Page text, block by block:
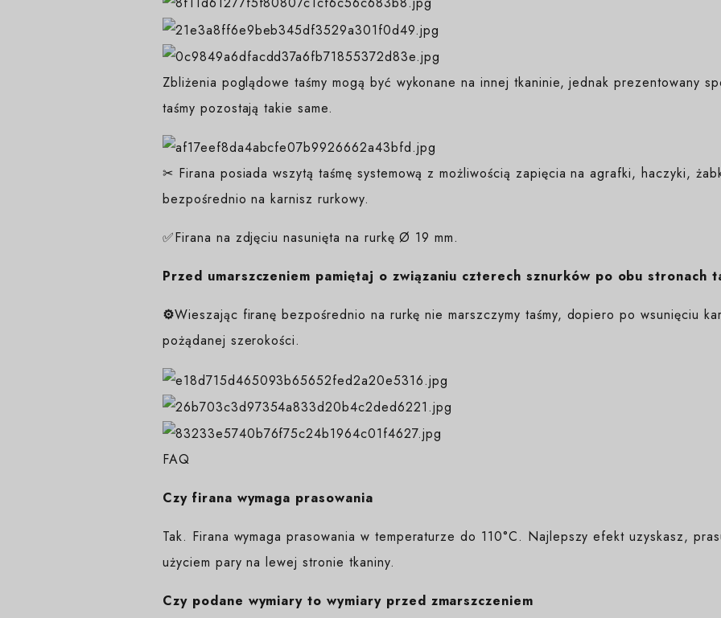
Zbliżenia poglądowe taśmy mogą być wykonane na innej tkaninie, jednak prezentowany
taśmy pozostają takie same.
✂ Firana posiada wszytą taśmę systemową z możliwością zapięcia na agrafki, haczyki,
bezpośrednio na karnisz rurkowy.
✅Firana na zdjęciu nasunięta na rurkę Ø 19 mm.
Przed umarszczeniem pamiętaj o związaniu czterech sznurków po obu stronach
⚙️Wieszając firanę bezpośrednio na rurkę nie marszczymy taśmy, dopiero po wsunięciu
pożądanej szerokości.
FAQ
Czy firana wymaga prasowania
Tak. Firana wymaga prasowania w temperaturze do 110°C. Najlepszy efekt uzyskasz,
użyciem pary na lewej stronie tkaniny.
Czy podane wymiary to wymiary przed zmarszczeniem